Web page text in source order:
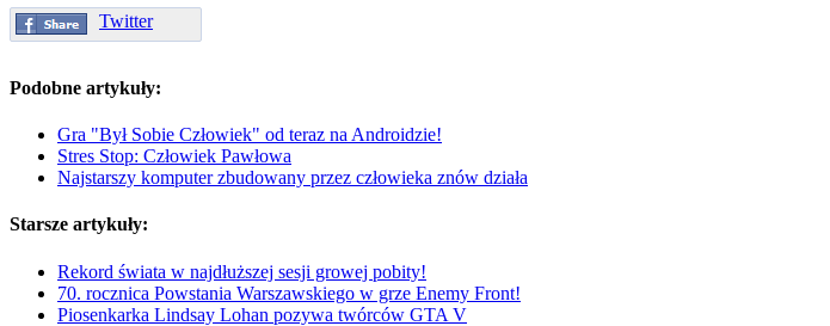
Twitter
Podobne artykuły:
Gra "Był Sobie Człowiek" od teraz na Androidzie!
Stres Stop: Człowiek Pawłowa
Najstarszy komputer zbudowany przez człowieka znów działa
Starsze artykuły:
Rekord świata w najdłuższej sesji growej pobity!
70. rocznica Powstania Warszawskiego w grze Enemy Front!
Piosenkarka Lindsay Lohan pozywa twórców GTA V